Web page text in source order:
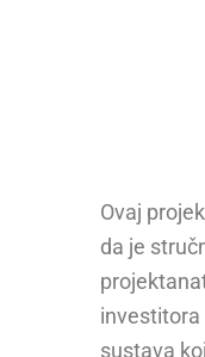
Ovaj
da je
investitora
sustava